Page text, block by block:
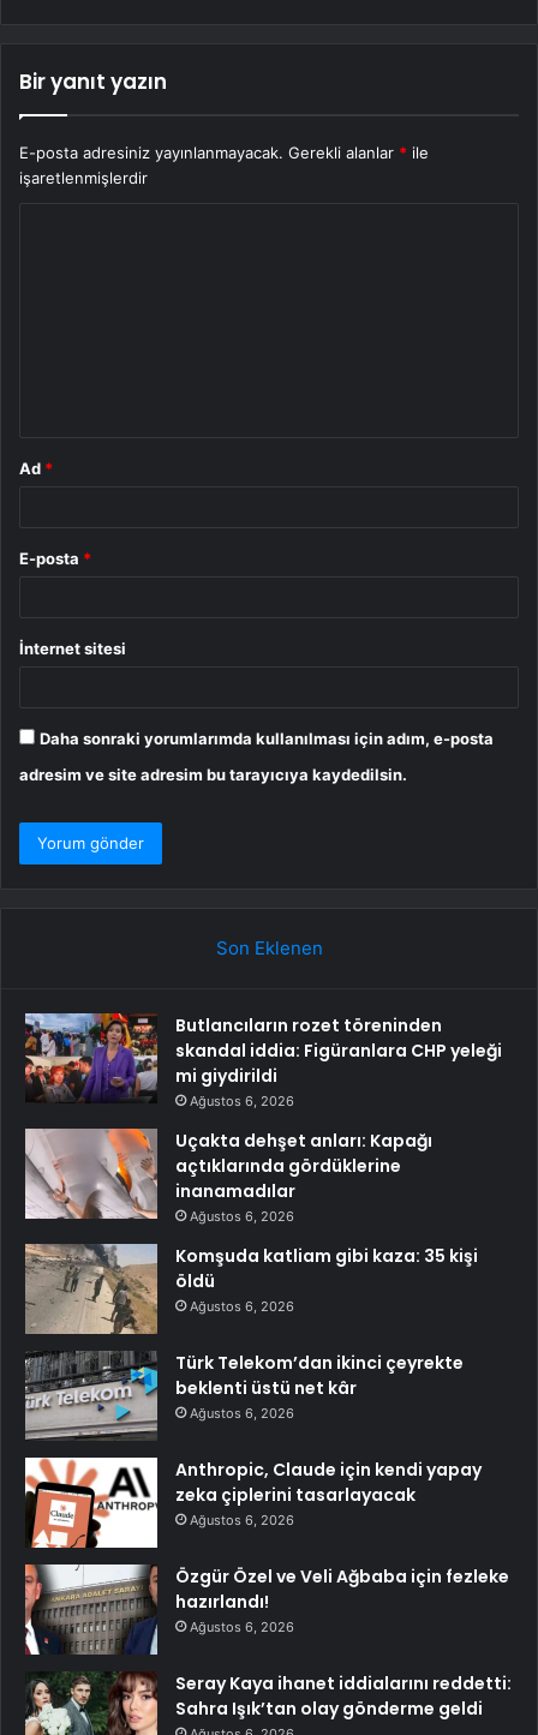
Bir yanıt yazın
E-posta adresiniz yayınlanmayacak. Gerekli alanlar * ile
işaretlenmişlerdir
Ad *
E-posta *
İnternet sitesi
Daha sonraki yorumlarımda kullanılması için adım, e-posta
adresim ve site adresim bu tarayıcıya kaydedilsin.
Son Eklenen
Butlancıların rozet töreninden
skandal iddia: Figüranlara CHP yeleği
mi giydirildi
Ağustos 6, 2026
Uçakta dehşet anları: Kapağı
açtıklarında gördüklerine
inanamadılar
Ağustos 6, 2026
Komşuda katliam gibi kaza: 35 kişi
öldü
Ağustos 6, 2026
Türk Telekom’dan ikinci çeyrekte
beklenti üstü net kâr
Ağustos 6, 2026
Anthropic, Claude için kendi yapay
zeka çiplerini tasarlayacak
Ağustos 6, 2026
Özgür Özel ve Veli Ağbaba için fezleke
hazırlandı!
Ağustos 6, 2026
Seray Kaya ihanet iddialarını reddetti:
Sahra Işık’tan olay gönderme geldi